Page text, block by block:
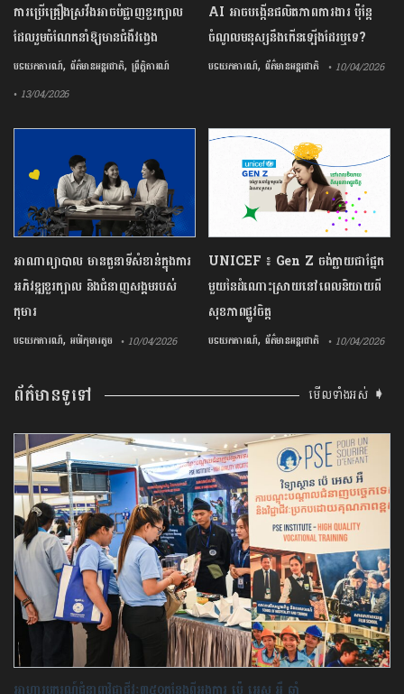
ការ​ប្រើគ្រឿង​ស្រវឹង​អាចបំផ្លាញ​ខួរក្បាល
ដែល​រួមចំណែក​នាំឱ្យ​មាន​ជំងឺ​វង្វេង
បទយកការណ៍, ព័ត៌មានអន្តរជាតិ,ព្រឹត្តិការណ៍
• 13/04/2026
AI អាចបង្កើនផលិតភាពការងារ ប៉ុន្តែ
ចំណូលមនុស្សនឹងកើនឡើងដែរឬទេ?
បទយកការណ៍, ព័ត៌មានអន្តរជាតិ • 10/04/2026
អាណាព្យាបាល មានតួនាទីសំខាន់ក្នុងការ
អភិវឌ្ឍខួរក្បាល និងជំនាញសង្គមរបស់
កុមារ
បទយកការណ៍, អប់រំកុមារតូច • 10/04/2026
UNICEF ៖ Gen Z ចង់ក្លាយ​ជា​ផ្នែក​
មួយ​នៃ​ដំណោះស្រាយ​នៅ​ពេល​និយាយ​ពី
សុខភាព​ផ្លូវចិត្ត
បទយកការណ៍, ព័ត៌មានអន្តរជាតិ • 10/04/2026
ព័ត៌មានទូទៅ មើលទាំងអស់ ➧